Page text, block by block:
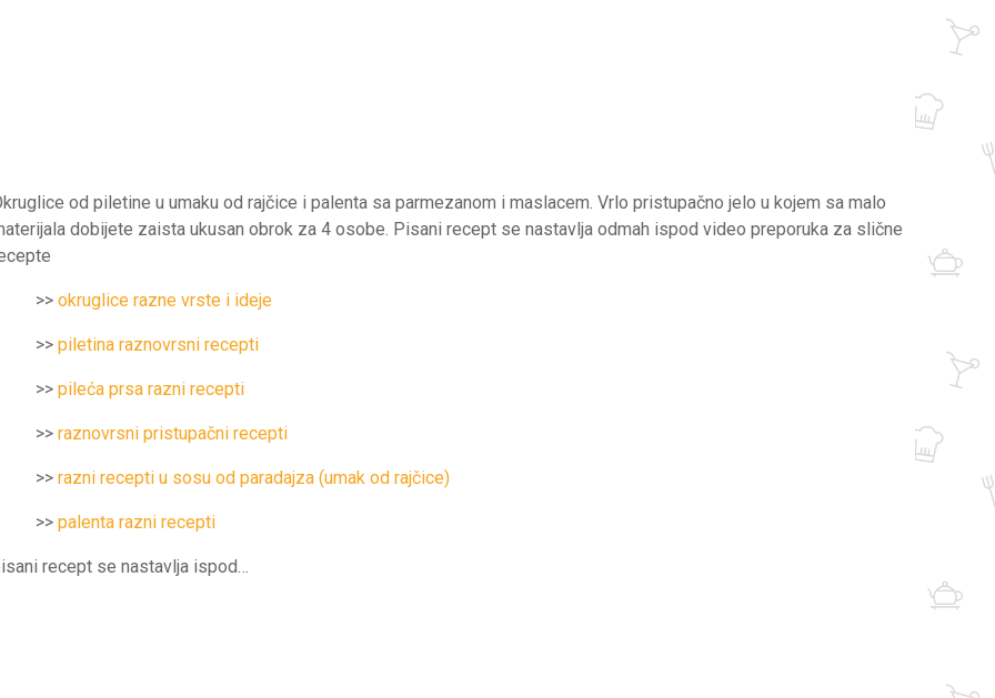
od piletine u umaku od rajčice i palenta sa parmezanom i maslacem. Vrlo pristupačno jelo u kojem sa malo
dobijete zaista ukusan obrok za 4 osobe. Pisani recept se nastavlja odmah ispod video preporuka za slične
>> okruglice razne vrste i ideje
>> piletina raznovrsni recepti
>> pileća prsa razni recepti
>> raznovrsni pristupačni recepti
>> razni recepti u sosu od paradajza (umak od rajčice)
>> palenta razni recepti
recept se nastavlja ispod…